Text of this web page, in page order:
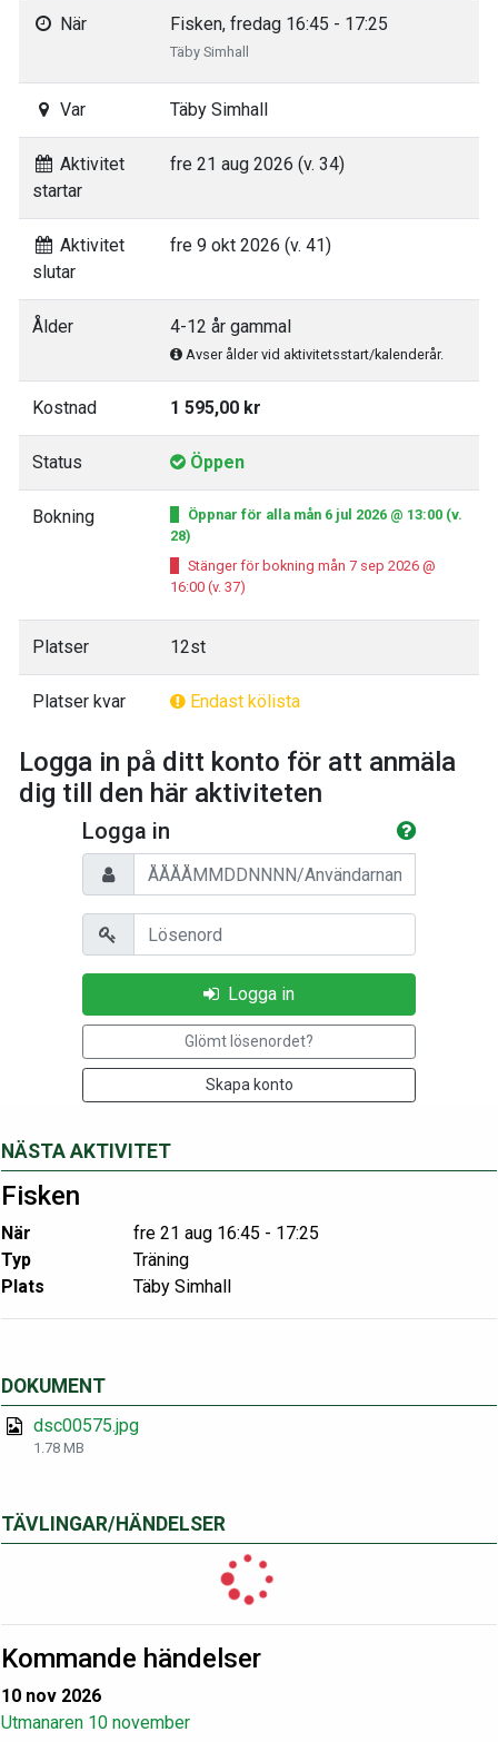
NÄSTA AKTIVITET
Fisken
När
fre 21 aug 16:45 - 17:25
Typ
Träning
Plats
Täby Simhall
DOKUMENT
dsc00575.jpg
1.78 MB
TÄVLINGAR/HÄNDELSER
Kommande händelser
10 nov 2026
Utmanaren 10 november
När Fisken, fredag 16:45 - 17:25
Täby Simhall
Var Täby Simhall
Aktivitet
startar
fre 21 aug 2026 (v. 34)
Aktivitet
slutar
fre 9 okt 2026 (v. 41)
Ålder 4-12 år gammal
Avser ålder vid aktivitetsstart/kalenderår.
Kostnad 1 595,00 kr
Status Öppen
Bokning
Öppnar för alla mån 6 jul 2026 @ 13:00 (v.
28)
Stänger för bokning mån 7 sep 2026 @
16:00 (v. 37)
Platser 12st
Platser kvar Endast kölista
Logga in på ditt konto för att anmäla
dig till den här aktiviteten
Logga in
Personnummer/Användarnamn
Lösenord
Logga in
Glömt lösenordet?
Skapa konto